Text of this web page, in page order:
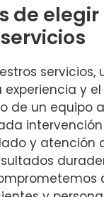
de elegir
servicios,
y el
de un equipo
intervención
y atención